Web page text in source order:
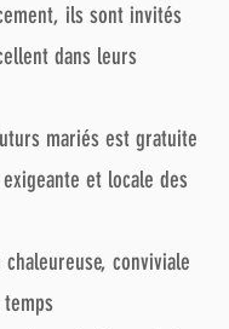
ils sont invités
dans leurs
mariés est gratuite
et locale des
conviviale